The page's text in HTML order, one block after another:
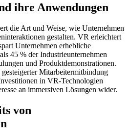
ihre Anwendungen
die Art und Weise, wie Unternehmen
gestalten. VR erleichtert
Unternehmen erhebliche
45 % der Industrieunternehmen
und Produktdemonstrationen.
Mitarbeitermitbindung
in VR-Technologien
an immersiven Lösungen wider.
von